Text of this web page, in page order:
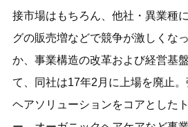
接市場はもちろん、他社・異業種
グの販売増などで競争が激しくな
か、事業構造の改革および経営基
て、同社は17年2月に上場を廃止。
ヘアソリューションをコアとした